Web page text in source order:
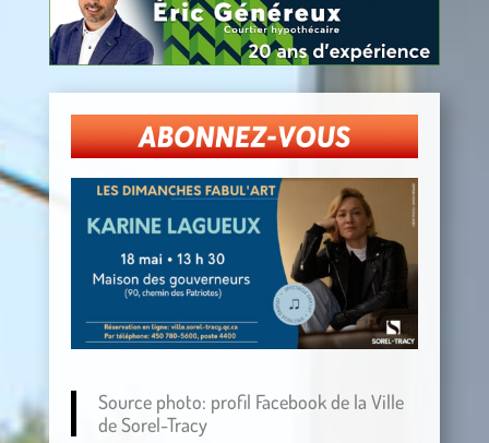
Source photo: profil Facebook de la Ville
de Sorel-Tracy